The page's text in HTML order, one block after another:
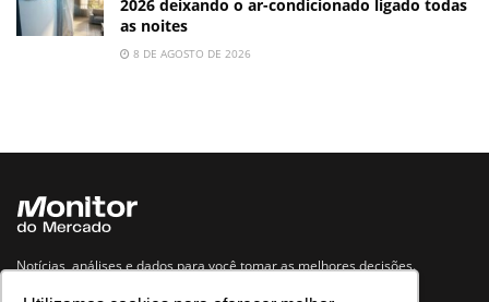
2026 deixando o ar-condicionado ligado todas
as noites
8 DE AGOSTO DE 2026
Notícias, análises e dados para você tomar as melhores decisões.